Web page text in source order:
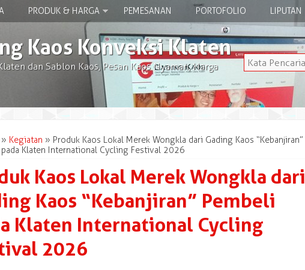
PRODUK & HARGA PEMESANAN PORTOFOLIO LIPUTAN
Kaos Konveksi Klaten
dan Sablon Kaos, Pesan Kaos Nyaman, Harga
» Kegiatan » Produk Kaos Lokal Merek Wongkla dari Gading Kaos “Kebanjiran”
pada Klaten International Cycling Festival 2026
Kaos Lokal Merek Wongkla dari
Kaos “Kebanjiran” Pembeli
Klaten International Cycling
2026